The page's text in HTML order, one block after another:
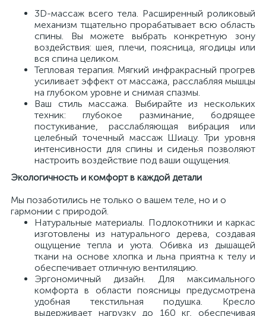
3D-массаж всего тела. Расширенный роликовый
механизм тщательно прорабатывает всю область
спины. Вы можете выбрать конкретную зону
воздействия: шея, плечи, поясница, ягодицы или
вся спина целиком.
Тепловая терапия. Мягкий инфракрасный прогрев
усиливает эффект от массажа, расслабляя мышцы
на глубоком уровне и снимая спазмы.
Ваш стиль массажа. Выбирайте из нескольких
техник: глубокое разминание, бодрящее
постукивание, расслабляющая вибрация или
целебный точечный массаж Шиацу. Три уровня
интенсивности для спины и сиденья позволяют
настроить воздействие под ваши ощущения.
Экологичность и комфорт в каждой детали
Мы позаботились не только о вашем теле, но и о
гармонии с природой.
Натуральные материалы. Подлокотники и каркас
изготовлены из натурального дерева, создавая
ощущение тепла и уюта. Обивка из дышащей
ткани на основе хлопка и льна приятна к телу и
обеспечивает отличную вентиляцию.
Эргономичный дизайн. Для максимального
комфорта в области поясницы предусмотрена
удобная текстильная подушка. Кресло
выдерживает нагрузку до 160 кг, обеспечивая